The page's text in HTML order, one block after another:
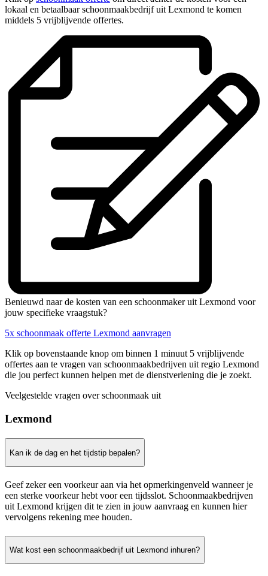
lokaal en betaalbaar schoonmaakbedrijf uit Lexmond te komen
middels 5 vrijblijvende offertes.
Benieuwd naar de kosten van een schoonmaker uit Lexmond voor
jouw specifieke vraagstuk?
5x schoonmaak offerte Lexmond aanvragen
Klik op bovenstaande knop om binnen 1 minuut 5 vrijblijvende
offertes aan te vragen van schoonmaakbedrijven uit regio Lexmond
die jou perfect kunnen helpen met de dienstverlening die je zoekt.
Veelgestelde vragen over schoonmaak uit
Lexmond
Kan ik de dag en het tijdstip bepalen?
Geef zeker een voorkeur aan via het opmerkingenveld wanneer je
een sterke voorkeur hebt voor een tijdsslot. Schoonmaakbedrijven
uit Lexmond krijgen dit te zien in jouw aanvraag en kunnen hier
vervolgens rekening mee houden.
Wat kost een schoonmaakbedrijf uit Lexmond inhuren?